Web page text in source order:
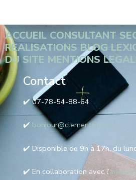
ACCUEIL CONSULTANT
REALISATIONS BLOG
DU SITE MENTIONS
Contact
✔️ 07-78-54-88-64
✔️ bonjour@clementgillet.fr
✔️ Disponible de 9h à 17h, du
✔️ En collaboration avec l’agence